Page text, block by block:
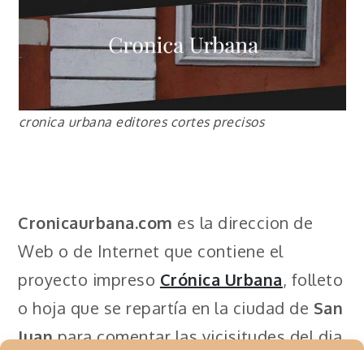
cronica urbana editores cortes precisos
Cronicaurbana.com es la direccion de
Web o de Internet que contiene el
proyecto impreso Crónica Urbana, folleto
o hoja que se repartía en la ciudad de San
Juanpara comentar las vicisitudes del dia